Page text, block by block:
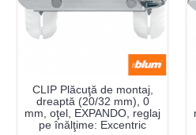
CLIP Plăcuţă de montaj,
dreaptă (20/32 mm), 0
mm, oţel, EXPANDO, reglaj
pe înălţime: Excentric